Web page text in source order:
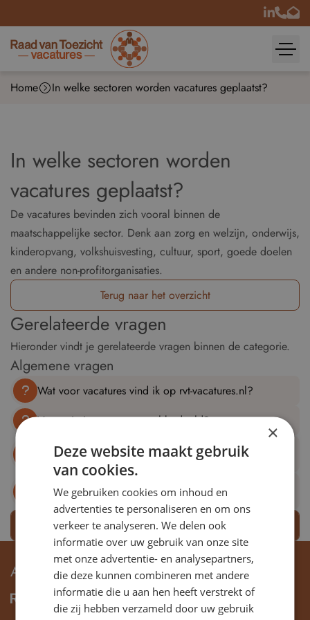
Home In welke sectoren worden vacatures geplaatst?
In welke sectoren worden
vacatures geplaatst?
De vacatures bevinden zich vooral binnen de
maatschappelijke sector. Denk aan zorg en welzijn, onderwijs,
kinderopvang, volkshuisvesting, cultuur, sport, goede doelen
en andere non-profitorganisaties.
Terug naar het overzicht
Gerelateerde vragen
Hieronder vindt je gerelateerde vragen binnen de categorie.
Algemene vragen
Wat voor vacatures vind ik op rvt-vacatures.nl?
Voor wie is rvt-vacatures.nl bedoeld?
Kan ik ook zonder toezichtservaring reageren op een
vacature?
plaatsen?
Bekijk meer vragen
ADRES & CONTACT
×
Deze website maakt gebruik
van cookies.
We gebruiken cookies om inhoud en
advertenties te personaliseren en om ons
verkeer te analyseren. We delen ook
informatie over uw gebruik van onze site
met onze advertentie- en analysepartners,
die deze kunnen combineren met andere
informatie die u aan hen heeft verstrekt of
die zij hebben verzameld door uw gebruik